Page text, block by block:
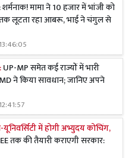
मामा ने 10 हजार में भांजी को
तक लूटता रहा आबरू, भाई ने चंगुल से
UP-MP समेत कई राज्यों में भारी
ने किया सावधान; जानिए अपने
में होगी अभ्युदय कोचिंग,
तक की तैयारी कराएगी सरकार: